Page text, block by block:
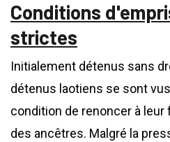
Conditions
strictes
Initialement détenus sans
détenus laotiens se sont
condition de renoncer à leur
des ancêtres. Malgré la